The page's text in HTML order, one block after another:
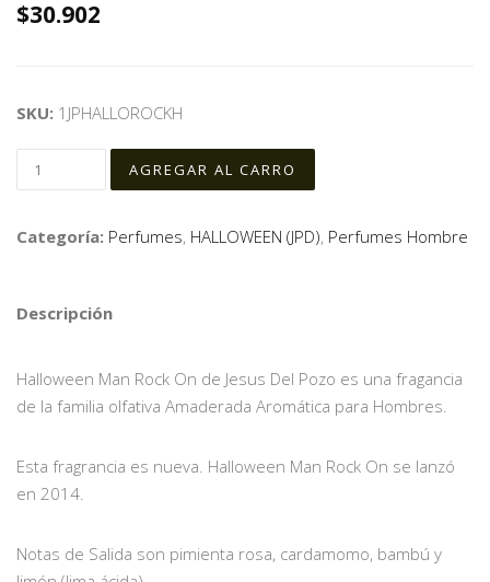
$30.902
SKU: 1JPHALLOROCKH
Categoría: Perfumes, HALLOWEEN (JPD), Perfumes Hombre
Descripción
Halloween Man Rock On de Jesus Del Pozo es una fragancia
de la familia olfativa Amaderada Aromática para Hombres.
Esta fragrancia es nueva. Halloween Man Rock On se lanzó
en 2014.
Notas de Salida son pimienta rosa, cardamomo, bambú y